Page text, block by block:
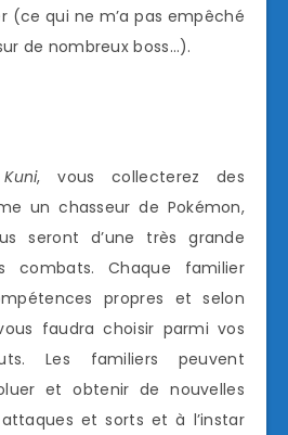
(ce qui ne m’a pas empêché
de nombreux boss…).
, vous collecterez des
un chasseur de Pokémon,
seront d’une très grande
combats. Chaque familier
propres et selon
faudra choisir parmi vos
Les familiers peuvent
et obtenir de nouvelles
et sorts et à l’instar